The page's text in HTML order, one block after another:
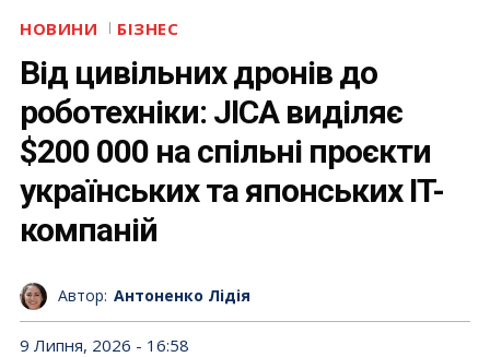
НОВИНИ БІЗНЕС
Від цивільних дронів до
роботехніки: JICA виділяє
$200 000 на спільні проєкти
українських та японських IT-
компаній
Автор: Антоненко Лідія
9 Липня, 2026 - 16:58